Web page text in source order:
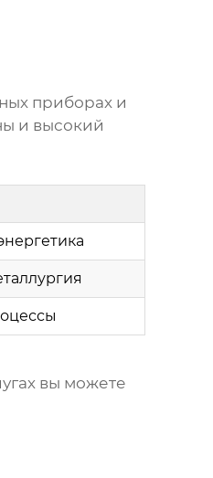
приборах и
и высокий
вы можете